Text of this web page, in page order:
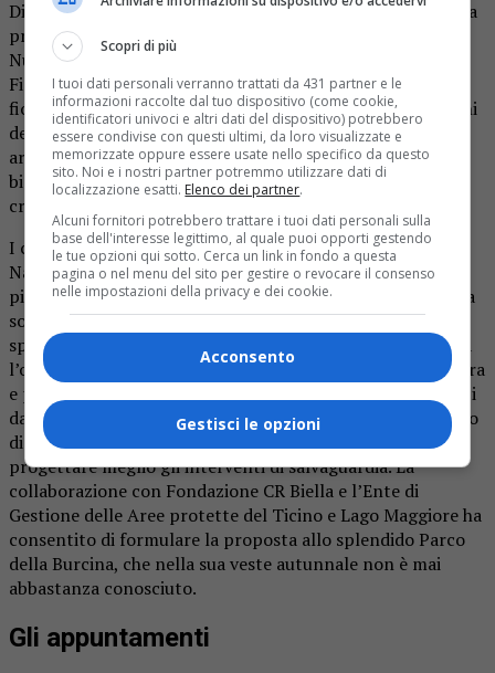
Diventato di moda un po’ in tutto il mondo, il foliage è una
pratica molto in uso nei paesi del Nord America (Canada,
Nuova Inghilterra, Vermont e Maine in particolare),
Finlandia, Cina, Corea e Giappone, dove vi è anche un
fiorente turismo collegato all’osservazione delle variazioni
dei colori delle foglie. Questa attività è così diffusa da far
arrivare, in alcune località, alla pubblicazione di notiziari
bisettimanali che informano sullo stato delle variazioni
cromatiche…
I colori autunnali di un bosco sono uno spettacolo della
Natura che si ripete ogni anno: la ricerca, la scoperta, il
piacere di osservarlo e di fotografarlo per averne memoria
sono attività che appassionano molte persone che hanno
spirito naturalistico e amore per la vita all’aria aperta. Ma
l’osservazione periodica può anche trasformarsi in una vera
e propria attività scientifica, utile alla collettività, perché i
dati registrati permettono di comprendere meglio lo stato
di salute dei boschi e i cambiamenti climatici, e di
progettare meglio gli interventi di salvaguardia. La
collaborazione con Fondazione CR Biella e l’Ente di
Gestione delle Aree protette del Ticino e Lago Maggiore ha
consentito di formulare la proposta allo splendido Parco
della Burcina, che nella sua veste autunnale non è mai
abbastanza conosciuto.
Gli appuntamenti
Scopri di più
I tuoi dati personali verranno trattati da 431 partner e le
informazioni raccolte dal tuo dispositivo (come cookie,
identificatori univoci e altri dati del dispositivo) potrebbero
essere condivise con questi ultimi, da loro visualizzate e
memorizzate oppure essere usate nello specifico da questo
sito. Noi e i nostri partner potremmo utilizzare dati di
localizzazione esatti. Elenco dei partner.
Alcuni fornitori potrebbero trattare i tuoi dati personali sulla
base dell'interesse legittimo, al quale puoi opporti gestendo
le tue opzioni qui sotto. Cerca un link in fondo a questa
pagina o nel menu del sito per gestire o revocare il consenso
nelle impostazioni della privacy e dei cookie.
Acconsento
Gestisci le opzioni